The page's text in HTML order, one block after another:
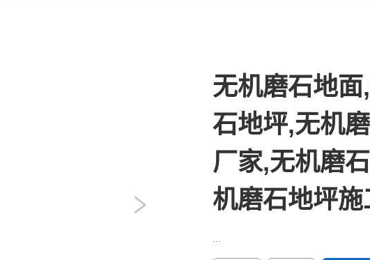
无机磨石地
石地坪,无机
厂家,无机磨
机磨石地坪施